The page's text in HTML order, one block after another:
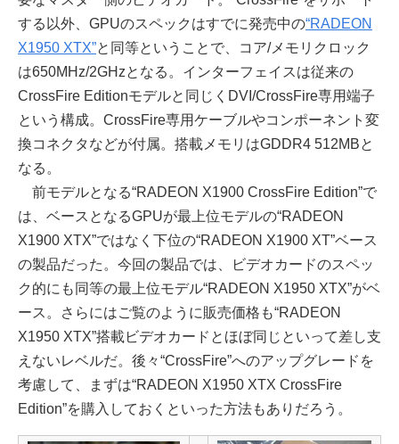
する以外、GPUのスペックはすでに発売中の“RADEON
X1950 XTX”と同等ということで、コア/メモリクロック
は650MHz/2GHzとなる。インターフェイスは従来の
CrossFire Editionモデルと同じくDVI/CrossFire専用端子
という構成。CrossFire専用ケーブルやコンポーネント変
換コネクタなどが付属。搭載メモリはGDDR4 512MBと
なる。
前モデルとなる“RADEON X1900 CrossFire Edition”で
は、ベースとなるGPUが最上位モデルの“RADEON
X1900 XTX”ではなく下位の“RADEON X1900 XT”ベース
の製品だった。今回の製品では、ビデオカードのスペッ
ク的にも同等の最上位モデル“RADEON X1950 XTX”がベ
ース。さらにはご覧のように販売価格も“RADEON
X1950 XTX”搭載ビデオカードとほぼ同じといって差し支
えないレベルだ。後々“CrossFire”へのアップグレードを
考慮して、まずは“RADEON X1950 XTX CrossFire
Edition”を購入しておくといった方法もありだろう。